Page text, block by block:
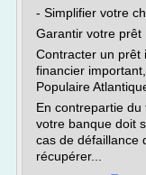
- Simplifier votre
Garantir votre prêt
Contracter un prêt
financier
Populaire
En contrepartie du
votre banque doit
cas de défaillance
récupérer...